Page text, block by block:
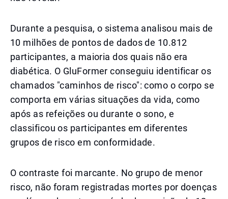
Durante a pesquisa, o sistema analisou mais de
10 milhões de pontos de dados de 10.812
participantes, a maioria dos quais não era
diabética. O GluFormer conseguiu identificar os
chamados "caminhos de risco": como o corpo se
comporta em várias situações da vida, como
após as refeições ou durante o sono, e
classificou os participantes em diferentes
grupos de risco em conformidade.
O contraste foi marcante. No grupo de menor
risco, não foram registradas mortes por doenças